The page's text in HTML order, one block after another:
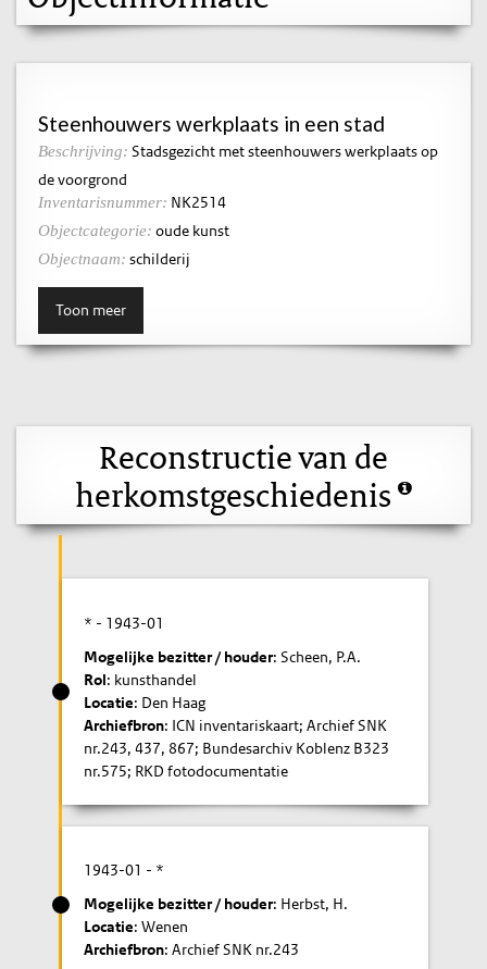
Steenhouwers werkplaats in een stad
Beschrijving: Stadsgezicht met steenhouwers werkplaats op
de voorgrond
Inventarisnummer: NK2514
Objectcategorie: oude kunst
Objectnaam: schilderij
Toon meer
Reconstructie van de
herkomstgeschiedenis
* - 1943-01
Mogelijke bezitter / houder: Scheen, P.A.
Rol: kunsthandel
Locatie: Den Haag
Archiefbron: ICN inventariskaart; Archief SNK
nr.243, 437, 867; Bundesarchiv Koblenz B323
nr.575; RKD fotodocumentatie
1943-01 - *
Mogelijke bezitter / houder: Herbst, H.
Locatie: Wenen
Archiefbron: Archief SNK nr.243